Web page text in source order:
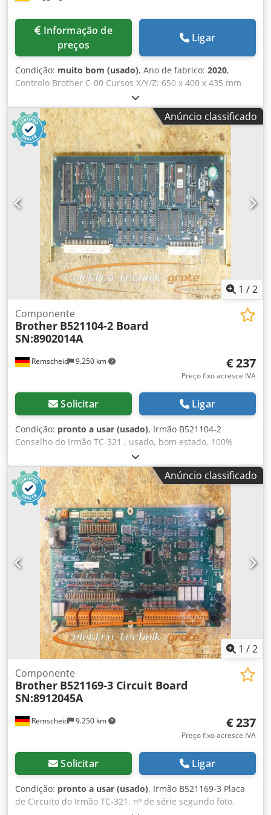
preços
Ligar
Condição: muito bom (usado), Ano de fabrico: 2020,
Controlo Brother C-00 Cursos X/Y/Z: 650 x 400 x 435 mm
Trocador de paletes duplo, 800 x 400 mm Velocidade do
veio: 16.000 min-1 Armazenamento de ferramentas para
40 ferramentas, BT 30 Pressão do sistema de refrigeração:
70 bar Sonda de medição 3D OMP 40 Volante eletrónico
Dkjdpfx Aezlb Ecof Ter Transportador de aparas
Anúncio classificado
1 /2
Remscheid 9.250 km
Componente
Brother B521104-2 Board
SN:8902014A
€ 237
Preço fixo acresce IVA
Solicitar Ligar
Condição: pronto a usar (usado), Irmão B521104-2
Conselho do Irmão TC-321 , usado, bom estado, 100%
funcional Djdpji D Uk Hsfx Af Tjkr
Anúncio classificado
1 /2
Remscheid 9.250 km
Componente
Brother B521169-3 Circuit Board
SN:8912045A
€ 237
Preço fixo acresce IVA
Solicitar Ligar
Condição: pronto a usar (usado), Irmão B521169-3 Placa
de Circuito do Irmão TC-321, nº de série segundo foto,